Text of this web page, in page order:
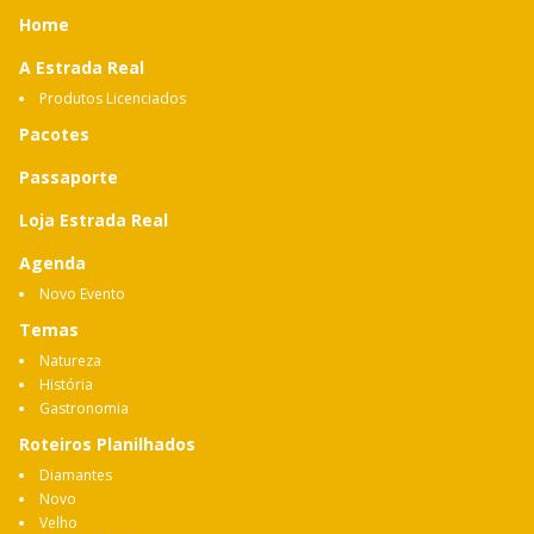
Home
A Estrada Real
Produtos Licenciados
Pacotes
Passaporte
Loja Estrada Real
Agenda
Novo Evento
Temas
Natureza
História
Gastronomia
Roteiros Planilhados
Diamantes
Novo
Velho